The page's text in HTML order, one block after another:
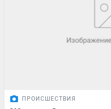
ПРОИСШЕСТВИЯ